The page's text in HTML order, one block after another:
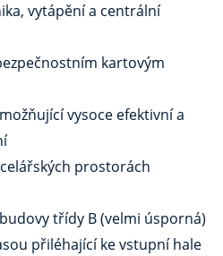
vytápění a centrální
kartovým
vysoce efektivní a
prostorách
třídy B (velmi úsporná)
přiléhající ke vstupní hale